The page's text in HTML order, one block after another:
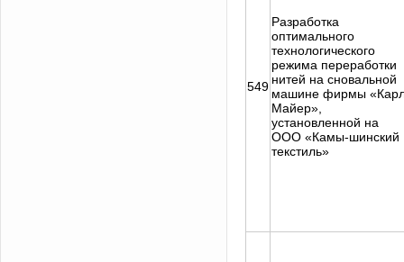
549
Разработка
оптимального
технологического
режима переработки
нитей на сновальной
машине фирмы
Майер»,
установленной на
ООО «Камы-шинский
текстиль»